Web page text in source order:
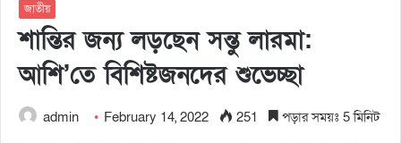
জাতীয়
শান্তির জন্য লড়ছেন সন্তু লারমা:
আশি’তে বিশিষ্টজনদের শুভেচ্ছা
admin February 14, 2022 251 পড়ার সময়ঃ 5 মিনিট